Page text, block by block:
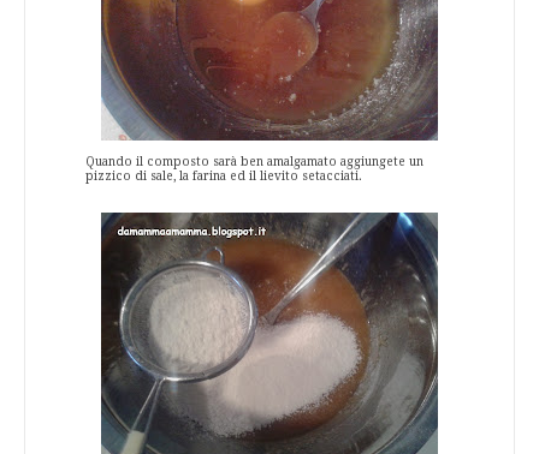
Quando il composto sarà ben amalgamato aggiungete un
pizzico di sale, la farina ed il lievito setacciati.